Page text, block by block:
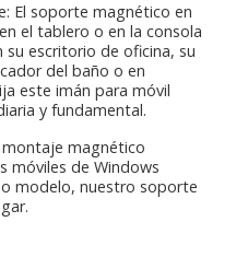
El soporte magnético en
el tablero o en la consola
su escritorio de oficina, su
del baño o en
este imán para móvil
y fundamental.
montaje magnético
móviles de Windows
modelo, nuestro soporte